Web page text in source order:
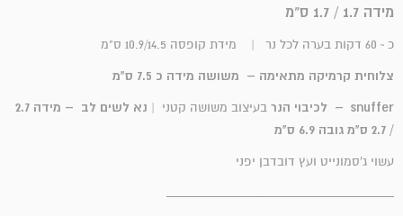
מידה 1.7 / 1.7 ס"מ
כ ~ 60 דקות בערה לכל נר | מידת קופסה 10.9/14.5 ס"מ
צלוחית קרמיקה מתאימה – משושה מידה כ 7.5 ס"מ
snuffer – לכיבוי הנר
בעיצוב משושה קטני |
נא לשים לב – מידה 2.7
/ 2.7 ס"מ גובה 6.9 ס"מ
עשוי ג'סמונייט ועץ דובדבן יפני
_______________________